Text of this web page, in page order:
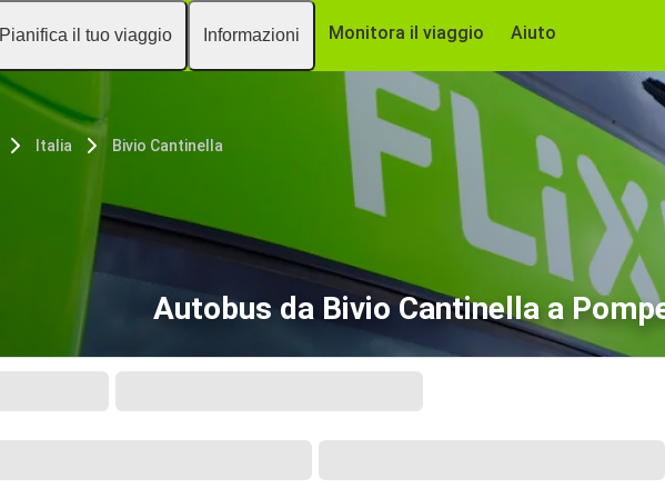
Pianifica il tuo viaggio Informazioni Monitora il viaggio Aiuto
Italia Bivio Cantinella
Autobus da Bivio Cantinella a